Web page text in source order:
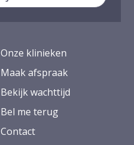
Onze klinieken
Maak afspraak
Bekijk wachttijd
Bel me terug
Contact